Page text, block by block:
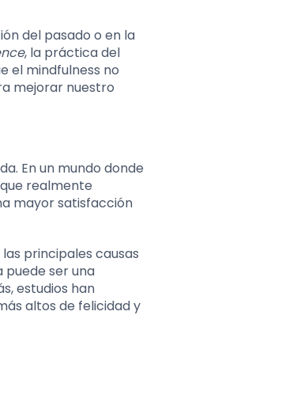
del pasado o en la
, la práctica del
el mindfulness no
mejorar nuestro
En un mundo donde
realmente
mayor satisfacción
principales causas
ser una
estudios han
altos de felicidad y